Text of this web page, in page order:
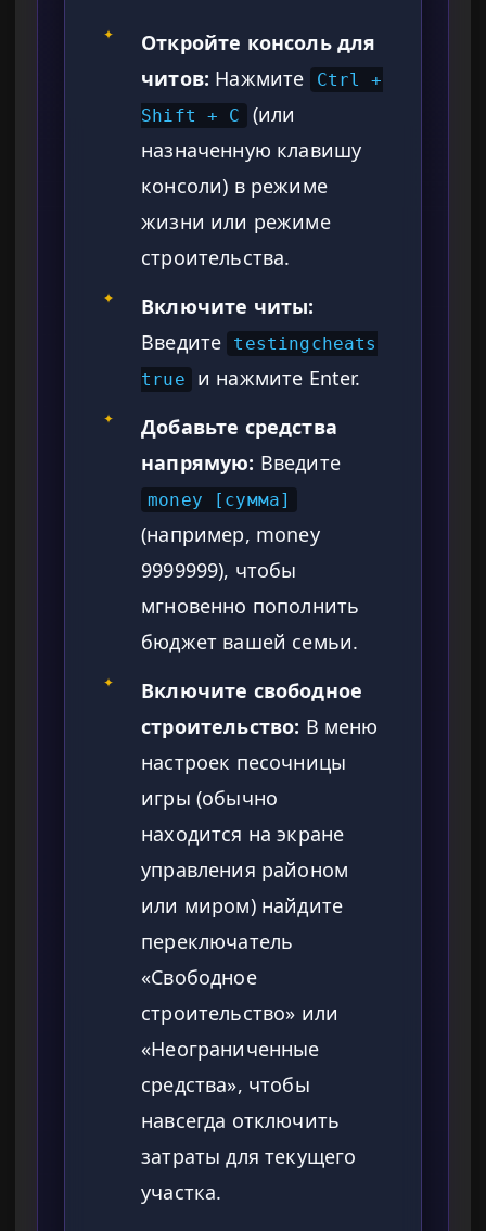
✦
Откройте консоль для
читов: Нажмите
Ctrl +
Shift + C
(или
назначенную клавишу
консоли) в режиме
жизни или режиме
строительства.
✦
Включите читы:
Введите
testingcheats
true
и нажмите Enter.
✦
Добавьте средства
напрямую: Введите
money [сумма]
(например, money
9999999), чтобы
мгновенно пополнить
бюджет вашей семьи.
✦
Включите свободное
строительство: В меню
настроек песочницы
игры (обычно
находится на экране
управления районом
или миром) найдите
переключатель
«Свободное
строительство» или
«Неограниченные
средства», чтобы
навсегда отключить
затраты для текущего
участка.